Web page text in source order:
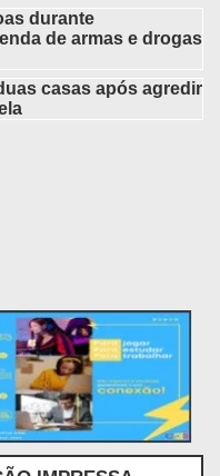
durante
de armas e drogas
casas após agredir